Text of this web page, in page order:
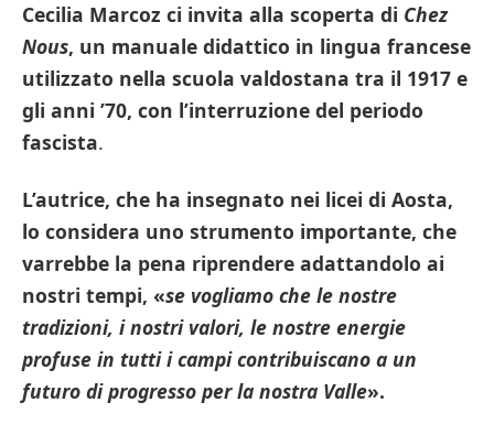
Cecilia Marcoz ci invita alla scoperta di Chez
Nous, un manuale didattico in lingua francese
utilizzato nella scuola valdostana tra il 1917 e
gli anni ’70, con l’interruzione del periodo
fascista.
L’autrice, che ha insegnato nei licei di Aosta,
lo considera uno strumento importante, che
varrebbe la pena riprendere adattandolo ai
nostri tempi, «se vogliamo che le nostre
tradizioni, i nostri valori, le nostre energie
profuse in tutti i campi contribuiscano a un
futuro di progresso per la nostra Valle».